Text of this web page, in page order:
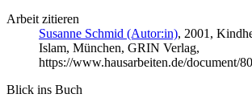
Arbeit zitieren
Susanne Schmid (Autor:in), 2001,
Islam, München, GRIN Verlag,
https://www.hausarbeiten.de/document/
Blick ins Buch